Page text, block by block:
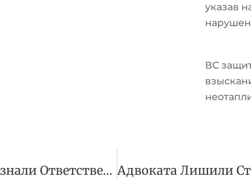
указав
ВС
Банкира Мухиева Признали Ответственным По Долгам «Максимума»